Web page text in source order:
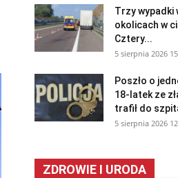
Trzy wypadki
okolicach w
Cztery...
5 sierpnia 2026
Poszło o
18-latek ze
trafił do
5 sierpnia 2026
ZDROWIE I URODA